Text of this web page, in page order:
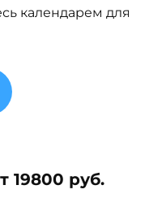
календарем для
19800 руб.